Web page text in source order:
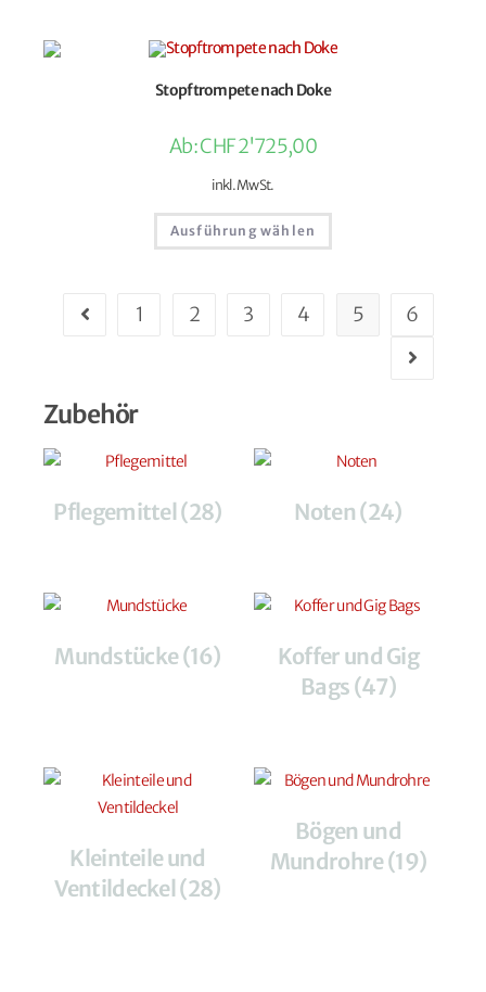
Stopftrompete nach Doke
Ab:CHF2'725,00
inkl. MwSt.
Ausführung wählen
1 2 3 4 5 6
Zubehör
Pflegemittel (28) Noten (24)
Mundstücke(16)
Koffer und Gig
Bags (47)
Kleinteile und
Ventildeckel (28)
Bögen und
Mundrohre(19)